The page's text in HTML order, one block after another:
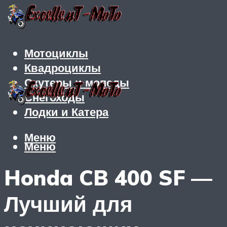
Мотоциклы
Квадроциклы
Скутеры и мопеды
Снегоходы
Лодки и Катера
Меню
Меню
Honda CB 400 SF —
Лучший для